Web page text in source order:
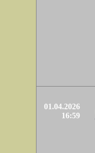
01.04.2026
16:59